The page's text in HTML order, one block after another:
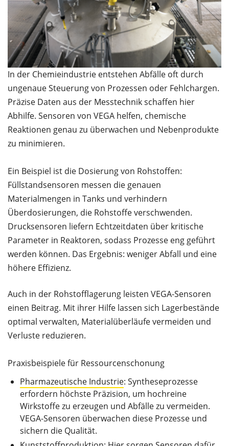
In der Chemieindustrie entstehen Abfälle oft durch
ungenaue Steuerung von Prozessen oder Fehlchargen.
Präzise Daten aus der Messtechnik schaffen hier
Abhilfe. Sensoren von VEGA helfen, chemische
Reaktionen genau zu überwachen und Nebenprodukte
zu minimieren.
Ein Beispiel ist die Dosierung von Rohstoffen:
Füllstandsensoren messen die genauen
Materialmengen in Tanks und verhindern
Überdosierungen, die Rohstoffe verschwenden.
Drucksensoren liefern Echtzeitdaten über kritische
Parameter in Reaktoren, sodass Prozesse eng geführt
werden können. Das Ergebnis: weniger Abfall und eine
höhere Effizienz.
Auch in der Rohstofflagerung leisten VEGA-Sensoren
einen Beitrag. Mit ihrer Hilfe lassen sich Lagerbestände
optimal verwalten, Materialüberläufe vermeiden und
Verluste reduzieren.
Praxisbeispiele für Ressourcenschonung
Pharmazeutische Industrie: Syntheseprozesse
erfordern höchste Präzision, um hochreine
Wirkstoffe zu erzeugen und Abfälle zu vermeiden.
VEGA-Sensoren überwachen diese Prozesse und
sichern die Qualität.